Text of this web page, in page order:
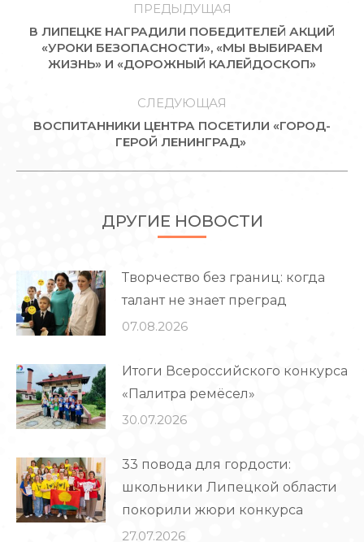
ЗАПИСЯМ
ПРЕДЫДУЩАЯ
Предыдущая
запись:
В ЛИПЕЦКЕ НАГРАДИЛИ ПОБЕДИТЕЛЕЙ АКЦИЙ
«УРОКИ БЕЗОПАСНОСТИ», «МЫ ВЫБИРАЕМ
ЖИЗНЬ» И «ДОРОЖНЫЙ КАЛЕЙДОСКОП»
СЛЕДУЮЩАЯ
Следующая
ВОСПИТАННИКИ ЦЕНТРА ПОСЕТИЛИ «ГОРОД-
ГЕРОЙ ЛЕНИНГРАД»
ДРУГИЕ НОВОСТИ
Творчество без границ: когда
талант не знает преград
07.08.2026
Итоги Всероссийского конкурса
«Палитра ремёсел»
30.07.2026
33 повода для гордости:
школьники Липецкой области
покорили жюри конкурса
27.07.2026